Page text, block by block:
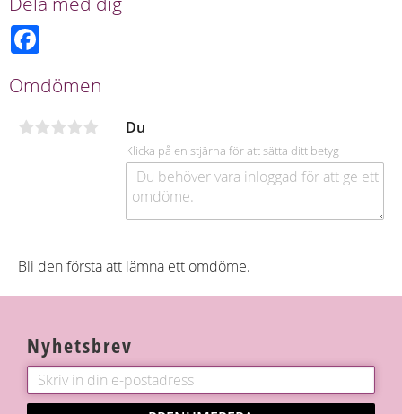
b
o
k
Omdömen
Du
Klicka på en stjärna för att sätta ditt betyg
Bli den första att lämna ett omdöme.
Nyhetsbrev